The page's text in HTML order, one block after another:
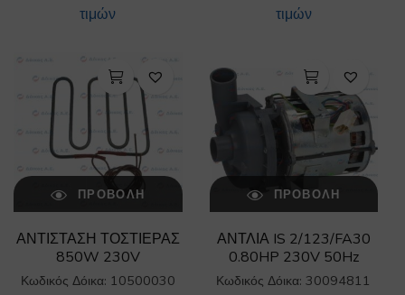
τιμών
τιμών
ΠΡΟΒΟΛΉ
ΑΝΤΙΣΤΑΣΗ ΤΟΣΤΙΕΡΑΣ
850W 230V
Κωδικός Δόικα: 10500030
ΠΡΟΒΟΛΉ
ΑΝΤΛΙΑ IS 2/123/FA30
0.80HP 230V 50Hz
Κωδικός Δόικα: 30094811